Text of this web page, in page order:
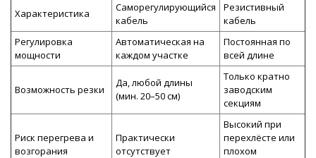
Характеристика
Саморегулирующийся
кабель
Резистивный
кабель
Регулировка
мощности
Автоматическая на
каждом участке
Постоянная по
всей длине
Возможность резки
Да, любой длины
(мин. 20–50 см)
Только кратно
заводским
секциям
Риск перегрева и
возгорания
Практически
отсутствует
Высокий при
перехлёсте или
плохом